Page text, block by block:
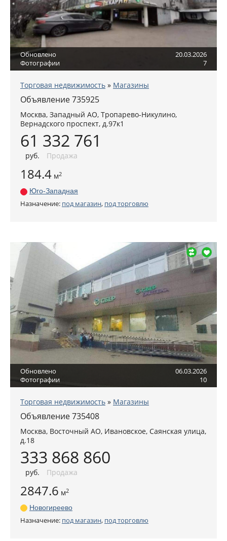
Обновлено
20.03.2026
Фотографии
7
Торговая недвижимость » Магазины
Объявление 735925
Москва, Западный АО, Тропарево-Никулино,
Вернадского проспект, д.97к1
61 332 761
руб. Продажа
184.4 м2
Юго-Западная
Назначение: под магазин, под торговлю
Обновлено
06.03.2026
Фотографии
10
Торговая недвижимость » Магазины
Объявление 735408
Москва, Восточный АО, Ивановское, Саянская улица,
д.18
333 868 860
руб. Продажа
2847.6 м2
Новогиреево
Назначение: под магазин, под торговлю